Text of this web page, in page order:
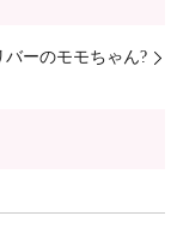
ーのモモちゃん?